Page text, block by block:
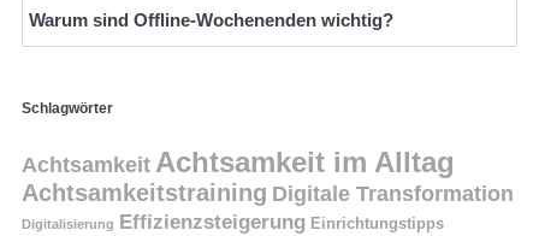
Warum sind Offline-Wochenenden wichtig?
Schlagwörter
Achtsamkeit Achtsamkeit im Alltag
Achtsamkeitstraining Digitale Transformation
Digitalisierung Effizienzsteigerung Einrichtungstipps